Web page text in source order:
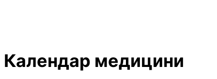
Календар медицини